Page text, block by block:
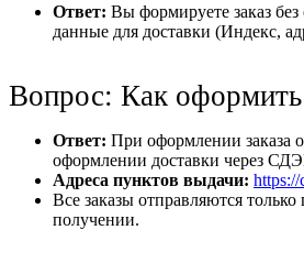
Ответ: Вы формируете заказ
данные для доставки (Индекс,
Вопрос: Как оформить
Ответ: При оформлении заказа
оформлении доставки через
Адреса пунктов выдачи:
Все заказы отправляются
получении.